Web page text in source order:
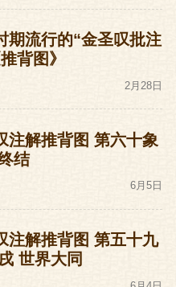
祐传大将史弘肇入
哉去了，刚一进殿
门已经合拢，无数
肇措手不及，被乱
和苏逢吉开始分发
了史弘肇的小女儿
胜利果实太小，还
么办呢？有办法。
了。
期流行的“金圣叹批注
背图》
2月28日
注解推背图 第六十象
结
6月5日
注解推背图 第五十九
世界大同